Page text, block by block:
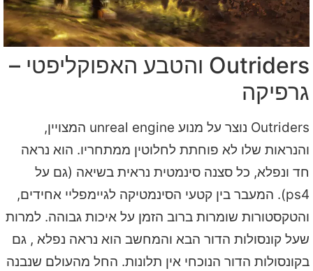
Outriders והטבע האפוקליפטי –
גרפיקה
Outriders נוצר על מנוע unreal engine המצויין,
והנראות שלו לא פוחתת לחלוטין ממתחריו. הוא נראה
חד ונפלא, כל סצנה סינמטית נראית בשיאה (גם על
ps4). המעבר בין קטעי הסינמטיקה לגיימפליי אחידים,
והטקסטורות שומרות ברוב הזמן על איכות גבוהה. למרות
שעל קונסולות הדור הבא והמחשב הוא נראה נפלא , גם
בקונסולות הדור הנוכחי אין תלונות. החל מהעולם שנבנה